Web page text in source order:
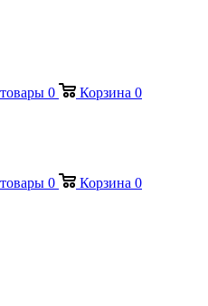
0 Корзина 0
0 Корзина 0